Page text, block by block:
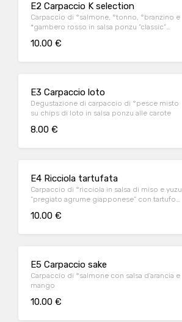
E2 Carpaccio K selection
Carpaccio di °salmone, °tonno, °branzino e
*gambero rosso in salsa ponzu “classic”
10.00 €
E3 Carpaccio loto
Degustazione di carpaccio di °pesce misto
su chips di loto in salsa ponzu alle carote
8.00 €
E4 Ricciola tartufata
Carpaccio di °ricciola in salsa di miso e yuzu
“pregiato agrume giapponese” con tartufo
10.00 €
E5 Carpaccio sake
Carpaccio di °salmone con salsa d’arancia e
mango
10.00 €